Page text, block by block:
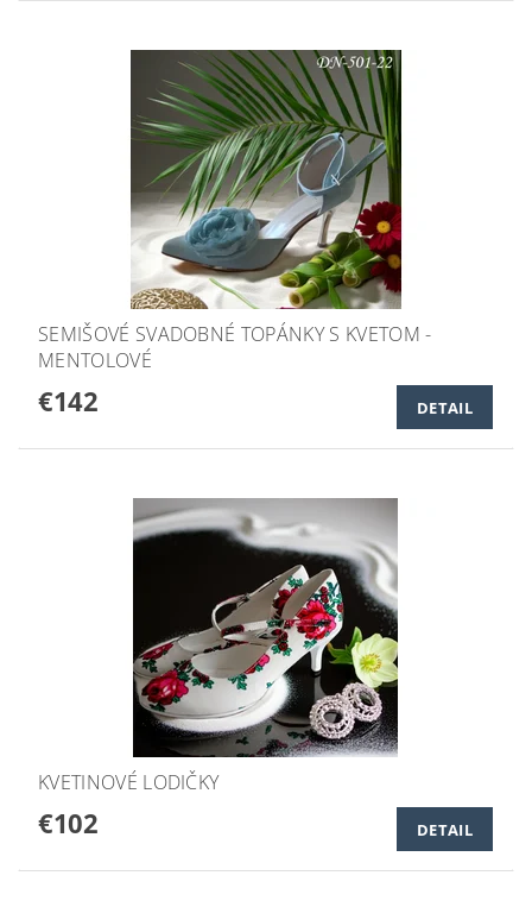
SEMIŠOVÉ SVADOBNÉ TOPÁNKY S KVETOM -
MENTOLOVÉ
€142 DETAIL
KVETINOVÉ LODIČKY
€102 DETAIL